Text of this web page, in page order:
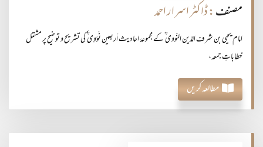
مصنف: ڈاکٹر اسرار احمد
امام یحیی بن شرف الدّین النّووی ؒ کے مجموعۂ احادیث اَربعین نَوَوِی ؒ کی تشریح و توضیح پر مشتمل
خطاباتِ جمعہ،
مطالعہ کریں